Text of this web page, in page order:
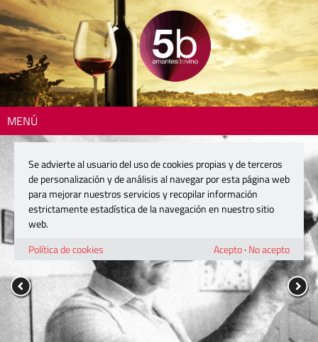
MENÚ
Se advierte al usuario del uso de cookies propias y de terceros
de personalización y de análisis al navegar por esta página web
para mejorar nuestros servicios y recopilar información
estrictamente estadística de la navegación en nuestro sitio
web.
Política de cookies
Acepto· No acepto